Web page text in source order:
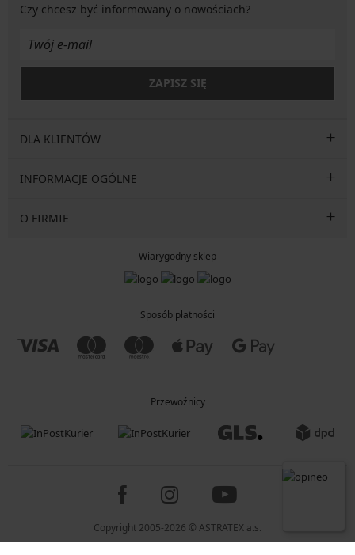
Czy chcesz być informowany o nowościach?
ZAPISZ SIĘ
DLA KLIENTÓW
INFORMACJE OGÓLNE
O FIRMIE
Wiarygodny sklep
Sposób płatności
Przewoźnicy
Copyright 2005-2026 © ASTRATEX a.s.